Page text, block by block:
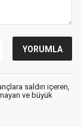
saldırı içeren,
ve büyük